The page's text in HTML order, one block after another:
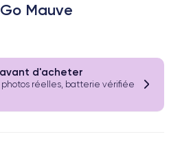
Mauve
d'acheter
photos réelles, batterie vérifiée